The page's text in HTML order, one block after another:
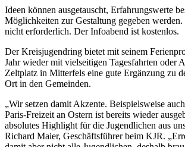
Ideen können ausgetauscht, Erfahrungswerte
Möglichkeiten zur Gestaltung gegeben
nicht erforderlich. Der Infoabend ist kostenlos.
Der Kreisjugendring bietet mit seinem
Jahr wieder mit vielseitigen Tagesfahrten oder
Zeltplatz in Mitterfels eine gute Ergänzung zu
Ort in den Gemeinden.
„Wir setzen damit Akzente. Beispielsweise
Paris-Freizeit an Ostern ist bereits wieder
absolutes Highlight für die Jugendlichen aus
Richard Maier, Geschäftsführer beim KJR.